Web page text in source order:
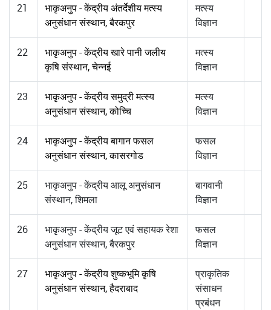
21
भाकृअनुप - केंद्रीय अंतर्देशीय मत्स्य
अनुसंधान संस्थान, बैरकपुर
मत्स्य
विज्ञान
22
भाकृअनुप - केंद्रीय खारे पानी जलीय
कृषि संस्थान, चेन्नई
मत्स्य
विज्ञान
23
भाकृअनुप - केंद्रीय समुद्री मत्स्य
अनुसंधान संस्थान, कोच्चि
मत्स्य
विज्ञान
24
भाकृअनुप - केंद्रीय बागान फसल
अनुसंधान संस्थान, कासरगोड
फसल
विज्ञान
25
भाकृअनुप - केंद्रीय आलू अनुसंधान
संस्थान, शिमला
बागवानी
विज्ञान
26
भाकृअनुप - केंद्रीय जूट एवं सहायक रेशा
अनुसंधान संस्थान, बैरकपुर
फसल
विज्ञान
27
भाकृअनुप - केंद्रीय शुष्कभूमि कृषि
अनुसंधान संस्थान, हैदराबाद
प्राकृतिक
संसाधन
प्रबंधन